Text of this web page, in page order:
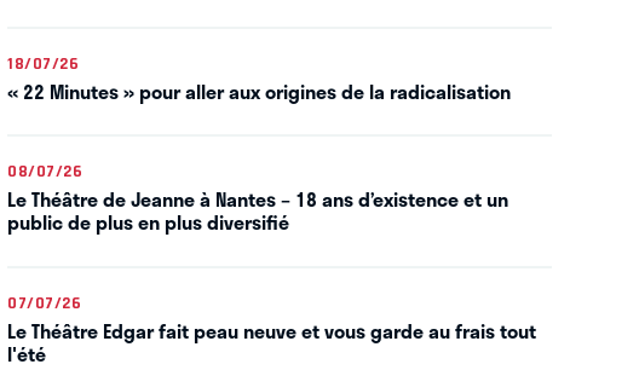
18/07/26
« 22 Minutes » pour aller aux origines de la radicalisation
08/07/26
Le Théâtre de Jeanne à Nantes – 18 ans d’existence et un
public de plus en plus diversifié
07/07/26
Le Théâtre Edgar fait peau neuve et vous garde au frais tout
l'été